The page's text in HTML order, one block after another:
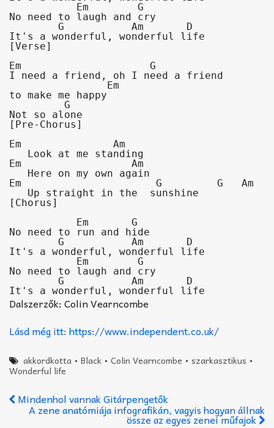
No need to laugh and cry
It's a wonderful, wonderful life
[Verse]
Em                     G
I need a friend, oh I need a friend
to make me happy
Not so alone
[Pre-Chorus]
Em               Am
Em                  Am
Em                      G         G   Am
   Up straight in the  sunshine
[Chorus]
No need to run and hide
It's a wonderful, wonderful life
No need to laugh and cry
It's a wonderful, wonderful life
Dalszerzők: Colin Vearncombe
Lásd még itt: https://www.independent.co.uk/
akkordkotta •Black •Colin Vearncombe •szarkasztikus •
Wonderful life
Mindenhol vannak Gitárpengetők
A zene anatómiája infografikán, vagyis hogyan állnak
össze az egyes zenei műfajok